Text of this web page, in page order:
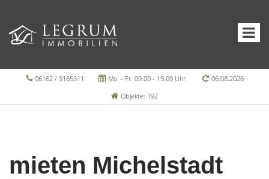
06162 / 9165311 Mo. - Fr. 09.00 - 19.00 Uhr
06.08.2026
Objekte: 192
mieten Michelstadt